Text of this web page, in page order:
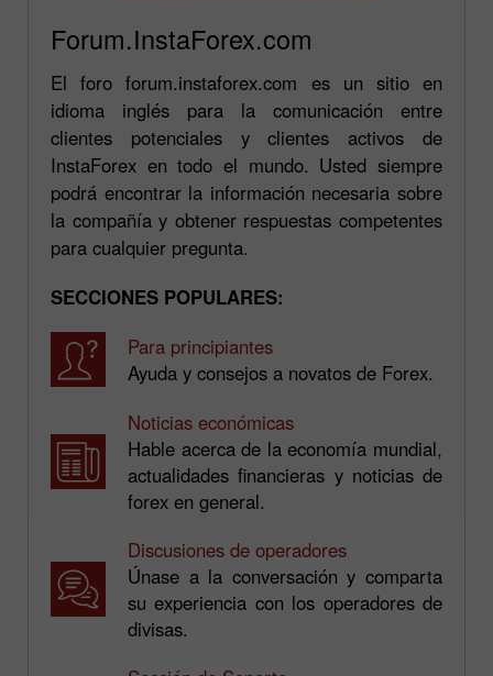
Forum.InstaForex.com
El foro forum.instaforex.com es un sitio en
idioma inglés para la comunicación entre
clientes potenciales y clientes activos de
InstaForex en todo el mundo. Usted siempre
podrá encontrar la información necesaria sobre
la compañía y obtener respuestas competentes
para cualquier pregunta.
SECCIONES POPULARES:
Para principiantes
Ayuda y consejos a novatos de Forex.
Noticias económicas
Hable acerca de la economía mundial,
actualidades financieras y noticias de
forex en general.
Discusiones de operadores
Únase a la conversación y comparta
su experiencia con los operadores de
divisas.